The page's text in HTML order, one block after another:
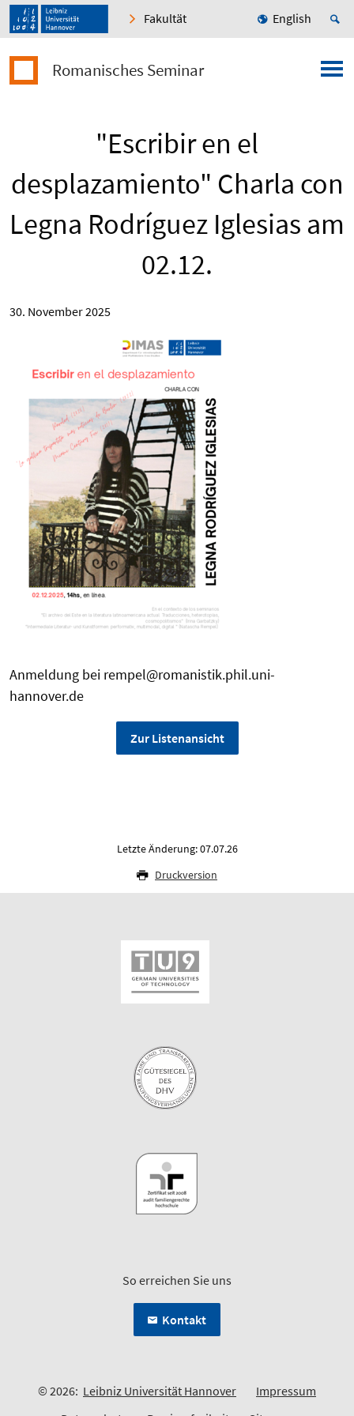
Fakultät English
Romanisches Seminar
"Escribir en el
desplazamiento" Charla con
Legna Rodríguez Iglesias am
02.12.
30. November 2025
Anmeldung bei rempel@romanistik.phil.uni-
hannover.de
Zur Listenansicht
Letzte Änderung: 07.07.26
Druckversion
So erreichen Sie uns
Kontakt
© 2026: Leibniz Universität Hannover
Impressum